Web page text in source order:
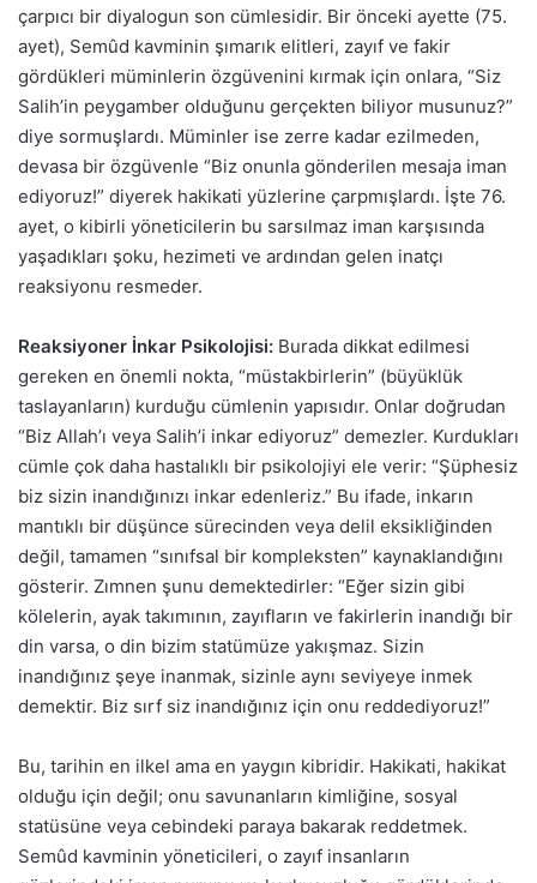
çarpıcı bir diyalogun son cümlesidir. Bir önceki ayette (75.
ayet), Semûd kavminin şımarık elitleri, zayıf ve fakir
gördükleri müminlerin özgüvenini kırmak için onlara, “Siz
Salih’in peygamber olduğunu gerçekten biliyor musunuz?”
diye sormuşlardı. Müminler ise zerre kadar ezilmeden,
devasa bir özgüvenle “Biz onunla gönderilen mesaja iman
ediyoruz!” diyerek hakikati yüzlerine çarpmışlardı. İşte 76.
ayet, o kibirli yöneticilerin bu sarsılmaz iman karşısında
yaşadıkları şoku, hezimeti ve ardından gelen inatçı
reaksiyonu resmeder.
Reaksiyoner İnkar Psikolojisi: Burada dikkat edilmesi
gereken en önemli nokta, “müstakbirlerin” (büyüklük
taslayanların) kurduğu cümlenin yapısıdır. Onlar doğrudan
“Biz Allah’ı veya Salih’i inkar ediyoruz” demezler. Kurdukları
cümle çok daha hastalıklı bir psikolojiyi ele verir: “Şüphesiz
biz sizin inandığınızı inkar edenleriz.” Bu ifade, inkarın
mantıklı bir düşünce sürecinden veya delil eksikliğinden
değil, tamamen “sınıfsal bir kompleksten” kaynaklandığını
gösterir. Zımnen şunu demektedirler: “Eğer sizin gibi
kölelerin, ayak takımının, zayıfların ve fakirlerin inandığı bir
din varsa, o din bizim statümüze yakışmaz. Sizin
inandığınız şeye inanmak, sizinle aynı seviyeye inmek
demektir. Biz sırf siz inandığınız için onu reddediyoruz!”
Bu, tarihin en ilkel ama en yaygın kibridir. Hakikati, hakikat
olduğu için değil; onu savunanların kimliğine, sosyal
statüsüne veya cebindeki paraya bakarak reddetmek.
Semûd kavminin yöneticileri, o zayıf insanların